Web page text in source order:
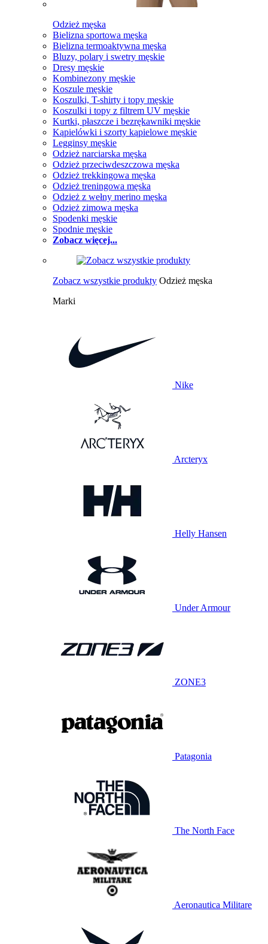
Odzież męska
Bielizna sportowa męska
Bielizna termoaktywna męska
Bluzy, polary i swetry męskie
Dresy męskie
Kombinezony męskie
Koszule męskie
Koszulki, T-shirty i topy męskie
Koszulki i topy z filtrem UV męskie
Kurtki, płaszcze i bezrękawniki męskie
Kąpielówki i szorty kąpielowe męskie
Legginsy męskie
Odzież narciarska męska
Odzież przeciwdeszczowa męska
Odzież trekkingowa męska
Odzież treningowa męska
Odzież z wełny merino męska
Odzież zimowa męska
Spodenki męskie
Spodnie męskie
Zobacz więcej...
Zobacz wszystkie produkty Odzież męska
Marki
Nike
Arcteryx
Helly Hansen
Under Armour
ZONE3
Patagonia
The North Face
Aeronautica Militare